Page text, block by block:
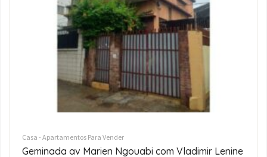
Casa - Apartamentos Para Vender
VENDE-SE Belíssima Moradia T6 no Mapulene